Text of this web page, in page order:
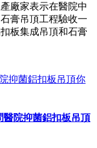
廠家表示在醫院中
膏吊頂工程驗收一
板集成吊頂和石膏
醫院抑菌鋁扣板吊頂